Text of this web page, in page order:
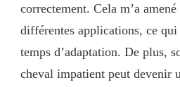
correctement. Cela m’a
différentes applications, ce
temps d’adaptation. De plus,
cheval impatient peut devenir